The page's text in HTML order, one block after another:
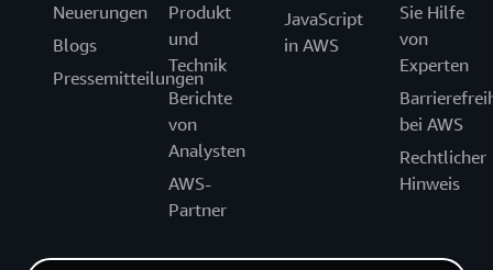
Neuerungen
Blogs
Pressemitteilungen
Produkt
und
Technik
Berichte
von
Analysten
AWS-
Partner
JavaScript
in AWS
Sie Hilfe
von
Experten
bei AWS
Rechtlicher
Hinweis